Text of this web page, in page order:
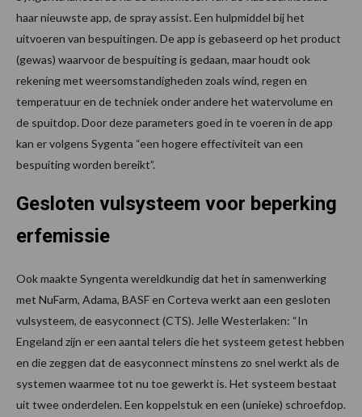
haar nieuwste app, de spray assist. Een hulpmiddel bij het
uitvoeren van bespuitingen. De app is gebaseerd op het product
(gewas) waarvoor de bespuiting is gedaan, maar houdt ook
rekening met weersomstandigheden zoals wind, regen en
temperatuur en de techniek onder andere het watervolume en
de spuitdop. Door deze parameters goed in te voeren in de app
kan er volgens Sygenta “een hogere effectiviteit van een
bespuiting worden bereikt”.
Gesloten vulsysteem voor beperking
erfemissie
Ook maakte Syngenta wereldkundig dat het in samenwerking
met NuFarm, Adama, BASF en Corteva werkt aan een gesloten
vulsysteem, de easyconnect (CTS). Jelle Westerlaken: “In
Engeland zijn er een aantal telers die het systeem getest hebben
en die zeggen dat de easyconnect minstens zo snel werkt als de
systemen waarmee tot nu toe gewerkt is. Het systeem bestaat
uit twee onderdelen. Een koppelstuk en een (unieke) schroefdop.